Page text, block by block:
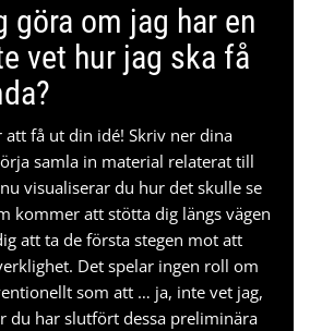
göra om jag har en
vet hur jag ska få
att få ut din idé! Skriv ner dina
samla in material relaterat till
visualiserar du hur det skulle se
kommer att stötta dig längs vägen
att ta de första stegen mot att
Det spelar ingen roll om
som att … ja, inte vet jag,
du har slutfört dessa preliminära